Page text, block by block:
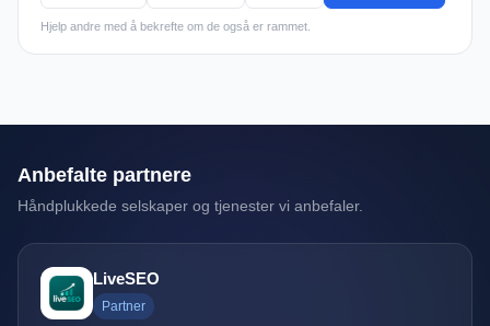
Hjelp andre med å bekrefte om de også er rammet.
Anbefalte partnere
Håndplukkede selskaper og tjenester vi anbefaler.
LiveSEO
Partner